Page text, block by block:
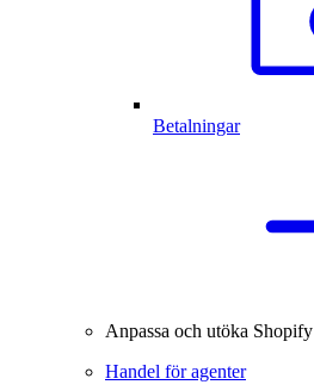
Betalningar
Anpassa och utöka Shopify
Handel för agenter